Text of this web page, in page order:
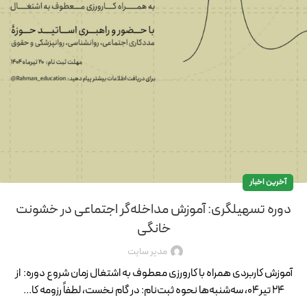
آخرین اخبار
دوره تسهیلگری: آموزش مداخله‌گر اجتماعی در خشونت
خانگی
مدیر سایت
آموزش کاربردی همراه با کارورزی معطوف به اشتغال زمان شروع دوره: از
۲۴ تیر۰۴، سه‌شنبه‌ها نحوه ثبت‌نام: در گام نخست، لطفاً رزومه کا...